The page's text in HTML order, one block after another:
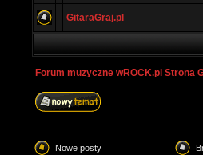
GitaraGraj.pl
Forum muzyczne wROCK.pl Strona
Nowe posty